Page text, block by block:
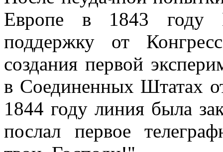
Европе в 1843 году
поддержку от
создания первой
в Соединенных Штатах
1844 году линия была
послал первое